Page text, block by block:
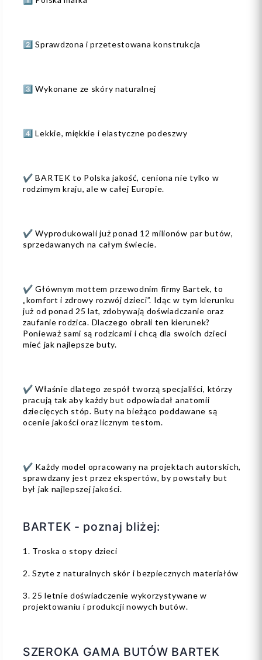
2️⃣ Sprawdzona i przetestowana konstrukcja
3️⃣ Wykonane ze skóry naturalnej
4️⃣ Lekkie, miękkie i elastyczne podeszwy
✔️ BARTEK to Polska jakość, ceniona nie tylko w
rodzimym kraju, ale w całej Europie.
✔️ Wyprodukowali już ponad 12 milionów par butów,
sprzedawanych na całym świecie.
✔️ Głównym mottem przewodnim firmy Bartek, to
„komfort i zdrowy rozwój dzieci”. Idąc w tym kierunku
już od ponad 25 lat, zdobywają doświadczanie oraz
zaufanie rodzica. Dlaczego obrali ten kierunek?
Ponieważ sami są rodzicami i chcą dla swoich dzieci
mieć jak najlepsze buty.
✔️ Właśnie dlatego zespół tworzą specjaliści, którzy
pracują tak aby każdy but odpowiadał anatomii
dziecięcych stóp. Buty na bieżąco poddawane są
ocenie jakości oraz licznym testom.
✔️ Każdy model opracowany na projektach autorskich,
sprawdzany jest przez ekspertów, by powstały but
był jak najlepszej jakości.
BARTEK - poznaj bliżej:
1. Troska o stopy dzieci
2. Szyte z naturalnych skór i bezpiecznych materiałów
3. 25 letnie doświadczenie wykorzystywane w
projektowaniu i produkcji nowych butów.
SZEROKA GAMA BUTÓW BARTEK